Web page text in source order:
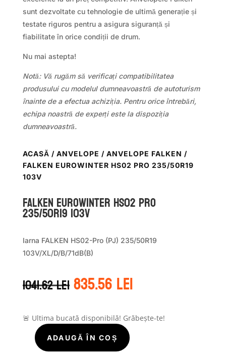
sunt dezvoltate cu tehnologie de ultimă generație și
testate riguros pentru a asigura siguranță și
fiabilitate în orice condiții de drum.
Nu mai astepta!
Notă: Vă rugăm să verificați compatibilitatea
produsului cu modelul dumneavoastră de autoturism
înainte de a efectua achiziția. Pentru orice întrebări,
echipa noastră de experți este la dispoziția
dumneavoastră.
ACASĂ / ANVELOPE / ANVELOPE FALKEN /
FALKEN EUROWINTER HS02 PRO 235/50R19
103V
Falken EUROWINTER HS02 PRO
235/50R19 103V
Iarna FALKEN HS02-Pro (PJ) 235/50R19
103V/XL/D/B/71dB(B)
1041.62leiPrețul
inițial
fost:
1041.62 lei.
835.56leiPrețul
curent
835.56 lei.
🚨 Ultima bucată disponibilă! Grăbește-te!
CantitateADAUGĂ ÎN COȘ